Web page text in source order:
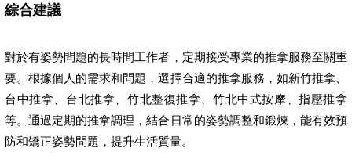
綜合建議
對於有姿勢問題的長時間工作者，定期接受專業的推拿服務至關重
要。根據個人的需求和問題，選擇合適的推拿服務，如新竹推拿、
台中推拿、台北推拿、竹北整復推拿、竹北中式按摩、指壓推拿
等。通過定期的推拿調理，結合日常的姿勢調整和鍛煉，能有效預
防和矯正姿勢問題，提升生活質量。